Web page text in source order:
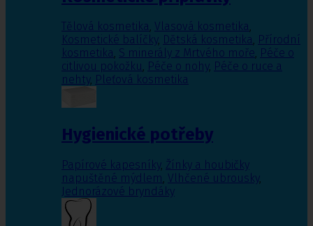
Tělová kosmetika, Vlasová kosmetika,
Kosmetické balíčky, Dětská kosmetika, Přírodní
kosmetika, S minerály z Mrtvého moře, Péče o
citlivou pokožku, Péče o nohy, Péče o ruce a
nehty, Pleťová kosmetika
Hygienické potřeby
Papírové kapesníky, Žínky a houbičky
napuštěné mýdlem, Vlhčené ubrousky,
Jednorázové bryndáky